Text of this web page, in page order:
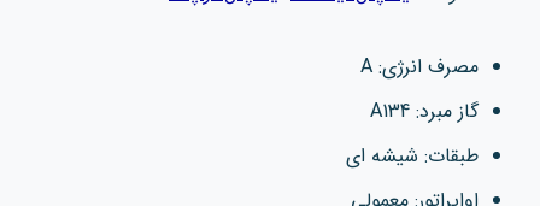
مصرف انرژی: A
گاز مبرد: A134
طبقات: شیشه ای